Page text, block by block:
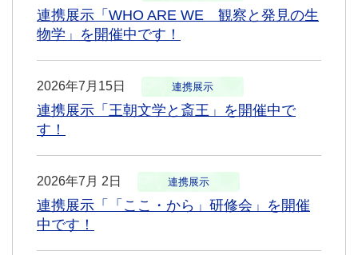
連携展示「WHO ARE WE 観察と発見の生
物学」を開催中です！
2026年7月15日 連携展示
連携展示「王朝文学と斎王」を開催中で
す！
2026年7月 2日 連携展示
連携展示「「ここ・から」研修会」を開催
中です！